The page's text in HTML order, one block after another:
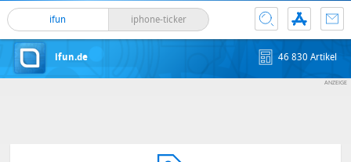
ifun iphone-ticker
ifun.de 46 830 Artikel